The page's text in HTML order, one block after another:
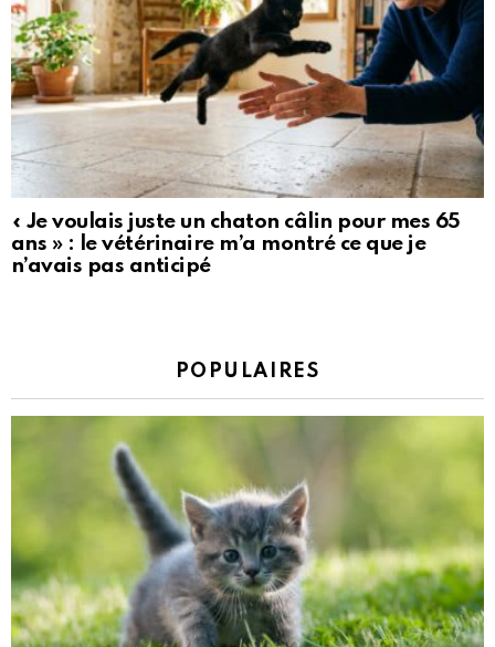
« Je voulais juste un chaton câlin pour mes 65
ans » : le vétérinaire m’a montré ce que je
n’avais pas anticipé
POPULAIRES